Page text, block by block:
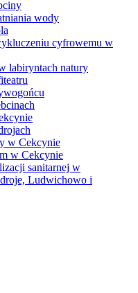
wody
cyfrowemu w
labiryntach natury
w Cekcynie
w Cekcynie
sanitarnej w
Ludwichowo i